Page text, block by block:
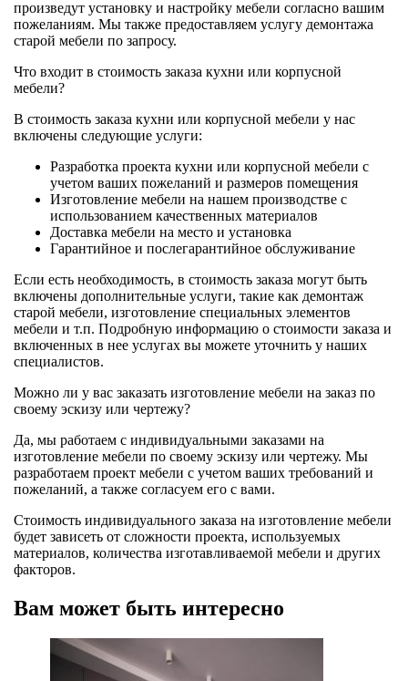
произведут установку и настройку мебели согласно вашим
пожеланиям. Мы также предоставляем услугу демонтажа
старой мебели по запросу.
Что входит в стоимость заказа кухни или корпусной
мебели?
В стоимость заказа кухни или корпусной мебели у нас
включены следующие услуги:
Разработка проекта кухни или корпусной мебели с
учетом ваших пожеланий и размеров помещения
Изготовление мебели на нашем производстве с
использованием качественных материалов
Доставка мебели на место и установка
Гарантийное и послегарантийное обслуживание
Если есть необходимость, в стоимость заказа могут быть
включены дополнительные услуги, такие как демонтаж
старой мебели, изготовление специальных элементов
мебели и т.п. Подробную информацию о стоимости заказа и
включенных в нее услугах вы можете уточнить у наших
специалистов.
Можно ли у вас заказать изготовление мебели на заказ по
своему эскизу или чертежу?
Да, мы работаем с индивидуальными заказами на
изготовление мебели по своему эскизу или чертежу. Мы
разработаем проект мебели с учетом ваших требований и
пожеланий, а также согласуем его с вами.
Стоимость индивидуального заказа на изготовление мебели
будет зависеть от сложности проекта, используемых
материалов, количества изготавливаемой мебели и других
факторов.
Вам может быть интересно